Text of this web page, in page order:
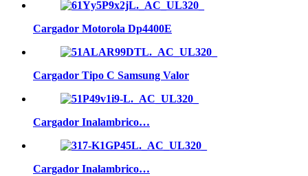
Cargador Motorola Dp4400E
Cargador Tipo C Samsung Valor
Cargador Inalambrico…
Cargador Inalambrico…